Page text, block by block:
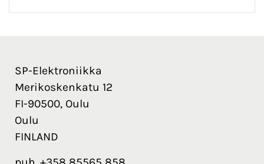
SP-Elektroniikka
Merikoskenkatu 12
FI-90500, Oulu
Oulu
FINLAND